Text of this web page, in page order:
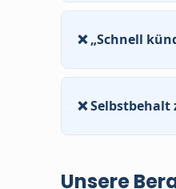
Ein niedrigerer
Leistung
❌ „Schnell
Bei einem
VVG sollte
❌
Unsere